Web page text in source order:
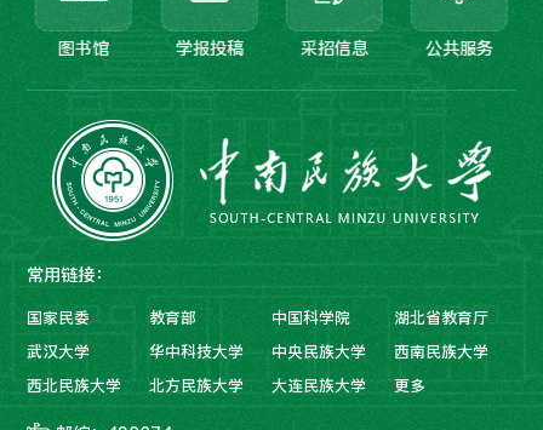
图书馆 学报投稿 采招信息 公共服务
常用链接：
国家民委 教育部 中国科学院
湖北省教育厅
武汉大学
华中科技大学 中央民族大学
西南民族大学
西北民族大学
北方民族大学 大连民族大学 更多